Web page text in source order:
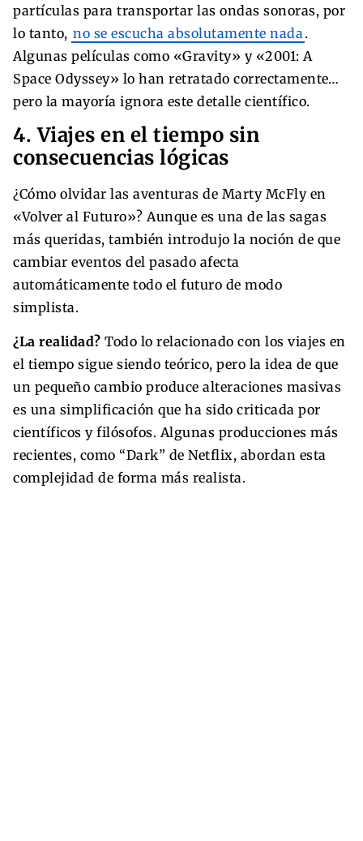
partículas para transportar las ondas sonoras, por
lo tanto, no se escucha absolutamente nada .
Algunas películas como «Gravity» y «2001: A
Space Odyssey» lo han retratado correctamente…
pero la mayoría ignora este detalle científico.
4. Viajes en el tiempo sin
consecuencias lógicas
¿Cómo olvidar las aventuras de Marty McFly en
«Volver al Futuro»? Aunque es una de las sagas
más queridas, también introdujo la noción de que
cambiar eventos del pasado afecta
automáticamente todo el futuro de modo
simplista.
¿La realidad? Todo lo relacionado con los viajes en
el tiempo sigue siendo teórico, pero la idea de que
un pequeño cambio produce alteraciones masivas
es una simplificación que ha sido criticada por
científicos y filósofos. Algunas producciones más
recientes, como “Dark” de Netflix, abordan esta
complejidad de forma más realista.